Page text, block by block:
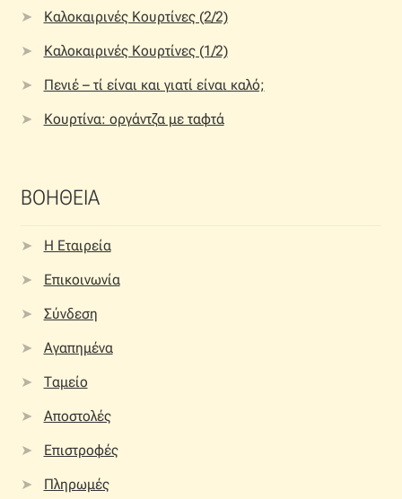
Καλοκαιρινές Κουρτίνες (2/2)
Καλοκαιρινές Κουρτίνες (1/2)
Πενιέ – τί είναι και γιατί είναι καλό;
Κουρτίνα: οργάντζα με ταφτά
ΒΟΗΘΕΙΑ
Η Εταιρεία
Επικοινωνία
Σύνδεση
Αγαπημένα
Ταμείο
Αποστολές
Επιστροφές
Πληρωμές